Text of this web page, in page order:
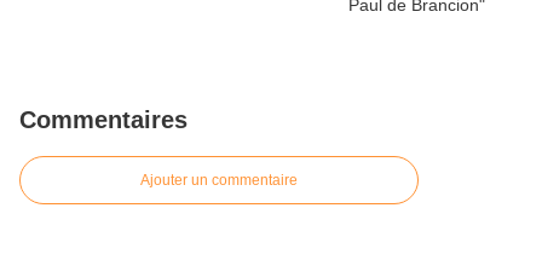
Commentaires
Ajouter un commentaire